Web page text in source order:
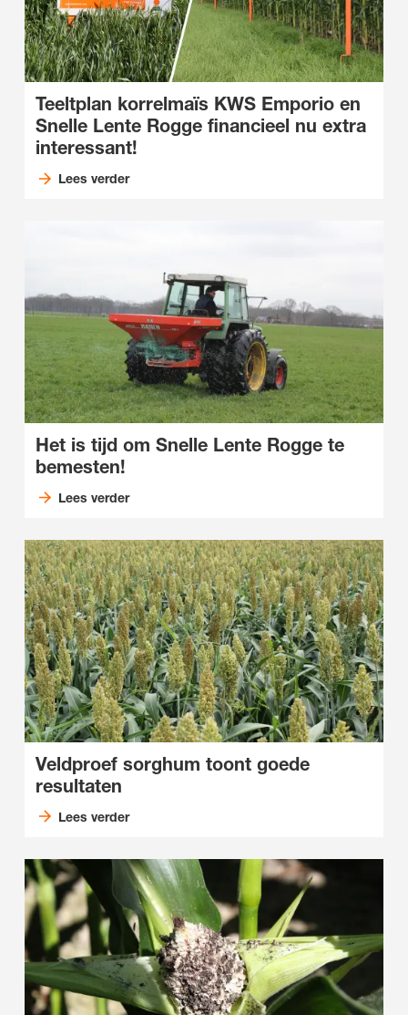
Teeltplan korrelmaïs KWS Emporio en
Snelle Lente Rogge financieel nu extra
interessant!
Lees verder
Het is tijd om Snelle Lente Rogge te
bemesten!
Lees verder
Veldproef sorghum toont goede
resultaten
Lees verder